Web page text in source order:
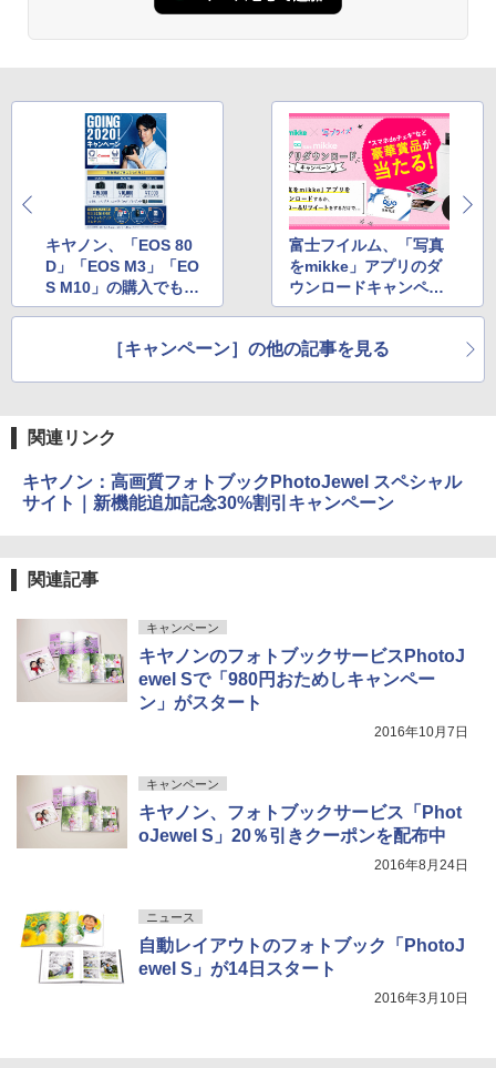
キヤノン、「EOS 80
D」「EOS M3」「EO
S M10」の購入でもれ
なくカメラバッグを進
富士フイルム、「写真
をmikke」アプリのダ
ウンロードキャンペー
ン
［キャンペーン］の他の記事を見る
関連リンク
キヤノン：高画質フォトブックPhotoJewel スペシャル
サイト｜新機能追加記念30%割引キャンペーン
関連記事
キャンペーン
キヤノンのフォトブックサービスPhotoJ
ewel Sで「980円おためしキャンペー
ン」がスタート
2016年10月7日
キャンペーン
キヤノン、フォトブックサービス「Phot
oJewel S」20％引きクーポンを配布中
2016年8月24日
ニュース
自動レイアウトのフォトブック「PhotoJ
ewel S」が14日スタート
2016年3月10日